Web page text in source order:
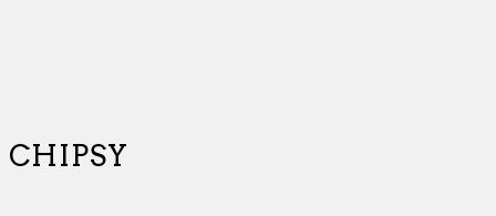
CHIPSY